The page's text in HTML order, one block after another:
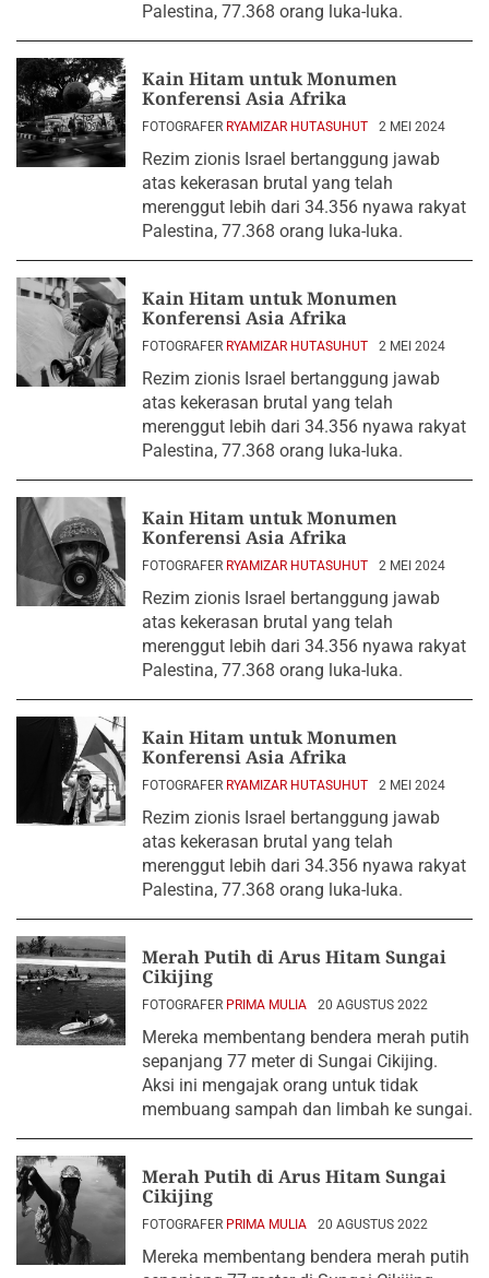
Palestina, 77.368 orang luka-luka.
Kain Hitam untuk Monumen
Konferensi Asia Afrika
FOTOGRAFER RYAMIZAR HUTASUHUT 2 MEI 2024
Rezim zionis Israel bertanggung jawab
atas kekerasan brutal yang telah
merenggut lebih dari 34.356 nyawa rakyat
Palestina, 77.368 orang luka-luka.
Kain Hitam untuk Monumen
Konferensi Asia Afrika
FOTOGRAFER RYAMIZAR HUTASUHUT 2 MEI 2024
Rezim zionis Israel bertanggung jawab
atas kekerasan brutal yang telah
merenggut lebih dari 34.356 nyawa rakyat
Palestina, 77.368 orang luka-luka.
Kain Hitam untuk Monumen
Konferensi Asia Afrika
FOTOGRAFER RYAMIZAR HUTASUHUT 2 MEI 2024
Rezim zionis Israel bertanggung jawab
atas kekerasan brutal yang telah
merenggut lebih dari 34.356 nyawa rakyat
Palestina, 77.368 orang luka-luka.
Kain Hitam untuk Monumen
Konferensi Asia Afrika
FOTOGRAFER RYAMIZAR HUTASUHUT 2 MEI 2024
Rezim zionis Israel bertanggung jawab
atas kekerasan brutal yang telah
merenggut lebih dari 34.356 nyawa rakyat
Palestina, 77.368 orang luka-luka.
Merah Putih di Arus Hitam Sungai
Cikijing
FOTOGRAFER PRIMA MULIA 20 AGUSTUS 2022
Mereka membentang bendera merah putih
sepanjang 77 meter di Sungai Cikijing.
Aksi ini mengajak orang untuk tidak
membuang sampah dan limbah ke sungai.
Merah Putih di Arus Hitam Sungai
Cikijing
FOTOGRAFER PRIMA MULIA 20 AGUSTUS 2022
Mereka membentang bendera merah putih